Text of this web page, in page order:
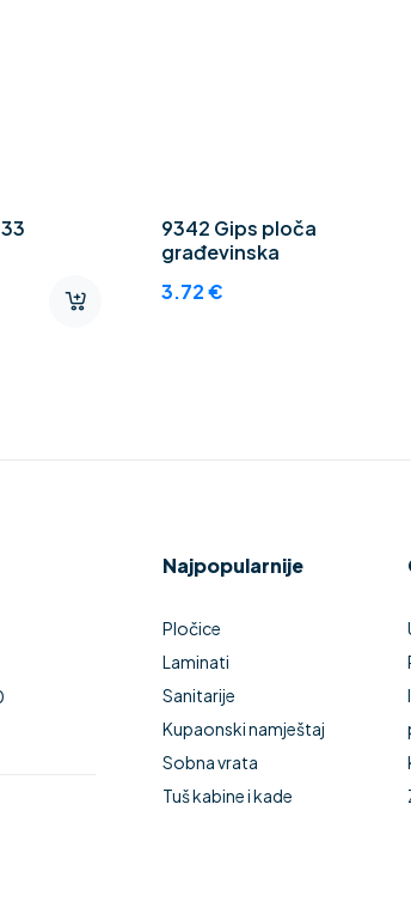
9342 Gips ploča
građevinska
3.72€
Najpopularnije
Pločice
Laminati
Sanitarije
Kupaonski namještaj
Sobna vrata
Tuš kabine i kade